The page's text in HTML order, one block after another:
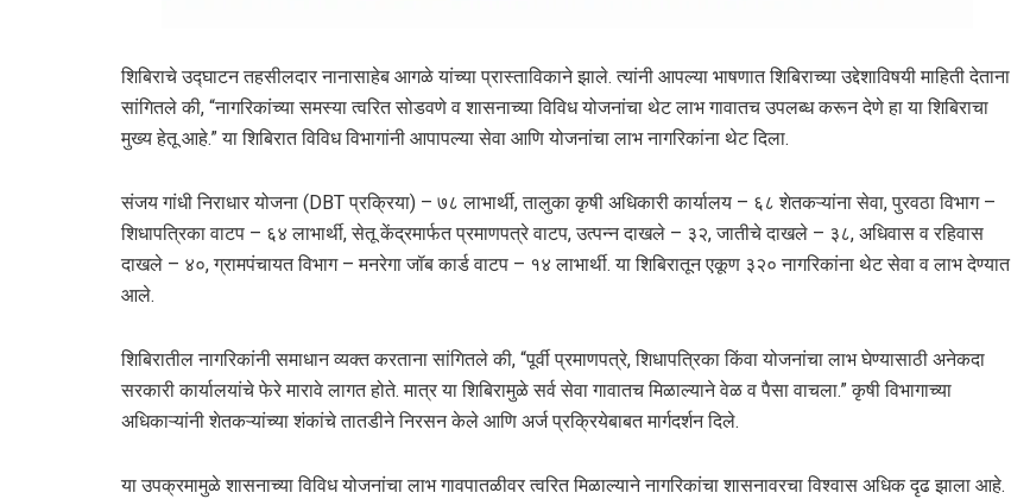
शिबिराचे उद्घाटन तहसीलदार नानासाहेब आगळे यांच्या प्रास्ताविकाने झाले. त्यांनी आपल्या भाषणात शिबिराच्या उद्देशाविषयी माहिती देताना
सांगितले की, “नागरिकांच्या समस्या त्वरित सोडवणे व शासनाच्या विविध योजनांचा थेट लाभ गावातच उपलब्ध करून देणे हा या शिबिराचा
मुख्य हेतू आहे.” या शिबिरात विविध विभागांनी आपापल्या सेवा आणि योजनांचा लाभ नागरिकांना थेट दिला.
संजय गांधी निराधार योजना (DBT प्रक्रिया) – ७८ लाभार्थी, तालुका कृषी अधिकारी कार्यालय – ६८ शेतकऱ्यांना सेवा, पुरवठा विभाग –
शिधापत्रिका वाटप – ६४ लाभार्थी, सेतू केंद्रमार्फत प्रमाणपत्रे वाटप, उत्पन्न दाखले – ३२, जातीचे दाखले – ३८, अधिवास व रहिवास
दाखले – ४०, ग्रामपंचायत विभाग – मनरेगा जॉब कार्ड वाटप – १४ लाभार्थी. या शिबिरातून एकूण ३२० नागरिकांना थेट सेवा व लाभ देण्यात
आले.
शिबिरातील नागरिकांनी समाधान व्यक्त करताना सांगितले की, “पूर्वी प्रमाणपत्रे, शिधापत्रिका किंवा योजनांचा लाभ घेण्यासाठी अनेकदा
सरकारी कार्यालयांचे फेरे मारावे लागत होते. मात्र या शिबिरामुळे सर्व सेवा गावातच मिळाल्याने वेळ व पैसा वाचला.” कृषी विभागाच्या
अधिकाऱ्यांनी शेतकऱ्यांच्या शंकांचे तातडीने निरसन केले आणि अर्ज प्रक्रियेबाबत मार्गदर्शन दिले.
या उपक्रमामुळे शासनाच्या विविध योजनांचा लाभ गावपातळीवर त्वरित मिळाल्याने नागरिकांचा शासनावरचा विश्वास अधिक दृढ झाला आहे.